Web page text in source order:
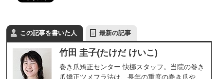
この記事を書いた人 最新の記事
竹田 圭子(たけだ けいこ)
巻き爪矯正センター 快梛スタッフ。当院の巻き
爪矯正ツメフラ法は、長年の重度の巻き爪や、